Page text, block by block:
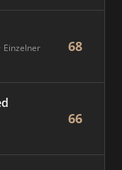
Einzelner
68
66